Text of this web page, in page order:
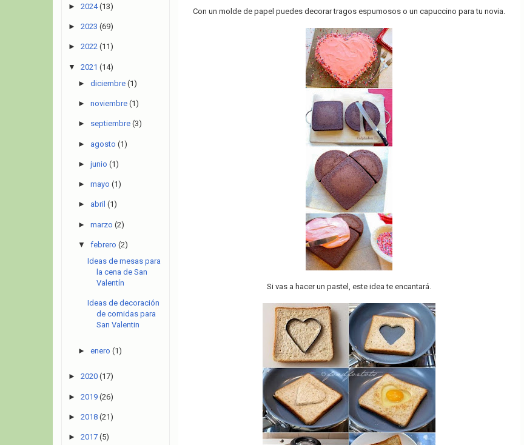
Con un molde de papel puedes decorar tragos espumosos o un capuccino para tu novia.
Si vas a hacer un pastel, este idea te encantará.
► 2024 (13)
► 2023 (69)
► 2022 (11)
▼ 2021 (14)
► diciembre (1)
► noviembre (1)
► septiembre (3)
► agosto (1)
► junio (1)
► mayo (1)
► abril (1)
► marzo (2)
▼ febrero (2)
Ideas de mesas para
la cena de San
Valentín
Ideas de decoración
de comidas para
San Valentin
► enero (1)
► 2020 (17)
► 2019 (26)
► 2018 (21)
► 2017 (5)